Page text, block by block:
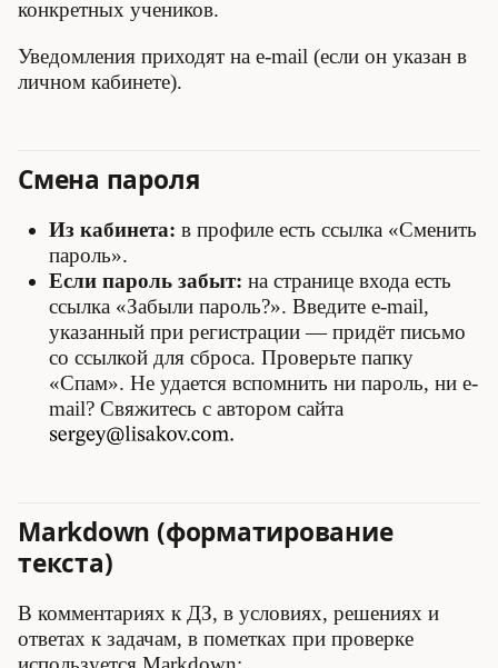
конкретных учеников.
Уведомления приходят на e-mail (если он указан в
личном кабинете).
Смена пароля
Из кабинета: в профиле есть ссылка «Сменить
пароль».
Если пароль забыт: на странице входа есть
ссылка «Забыли пароль?». Введите e-mail,
указанный при регистрации — придёт письмо
со ссылкой для сброса. Проверьте папку
«Спам». Не удается вспомнить ни пароль, ни e-
mail? Свяжитесь с автором сайта
Markdown (форматирование
текста)
В комментариях к ДЗ, в условиях, решениях и
ответах к задачам, в пометках при проверке